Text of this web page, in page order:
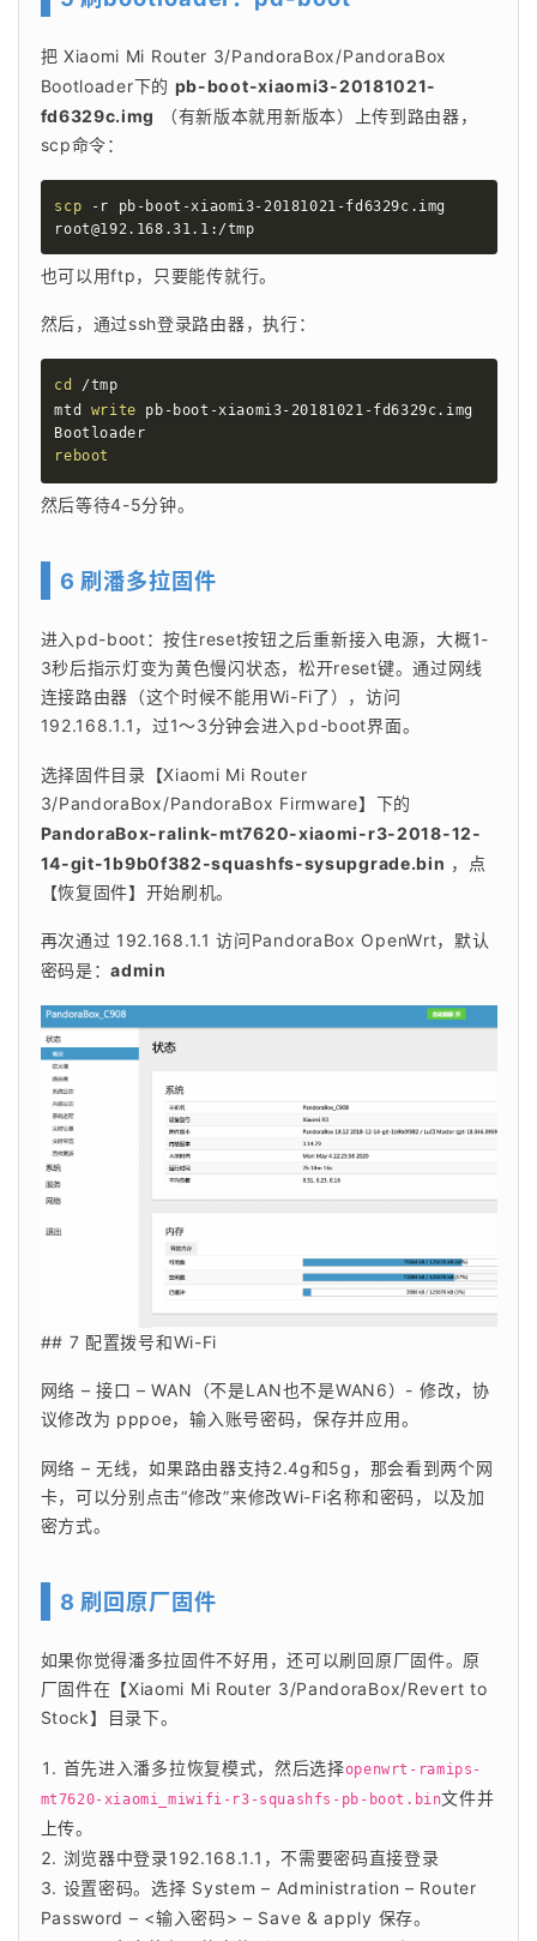
把 Xiaomi Mi Router 3/PandoraBox/PandoraBox
Bootloader下的 pb-boot-xiaomi3-20181021-
fd6329c.img
（有新版本就用新版本）上传到路由器，
scp命令：
scp -r pb-boot-xiaomi3-20181021-fd6329c.img
root@192.168.31.1:/tmp
也可以用ftp，只要能传就行。
然后，通过ssh登录路由器，执行：
cd
/tmp
mtd write pb-boot-xiaomi3-20181021-fd6329c.img
reboot
然后等待4-5分钟。
6 刷潘多拉固件
进入pd-boot：按住reset按钮之后重新接入电源，大概1-
3秒后指示灯变为黄色慢闪状态，松开reset键。通过网线
连接路由器（这个时候不能用Wi-Fi了），访问
192.168.1.1，过1～3分钟会进入pd-boot界面。
选择固件目录【Xiaomi Mi Router
PandoraBox-ralink-mt7620-xiaomi-r3-2018-12-
14-git-1b9b0f382-squashfs-sysupgrade.bin ，点
【恢复固件】开始刷机。
再次通过 192.168.1.1 访问PandoraBox OpenWrt，默认
密码是：admin
## 7 配置拨号和Wi-Fi
网络 – 接口 – WAN（不是LAN也不是WAN6）- 修改，协
议修改为 pppoe，输入账号密码，保存并应用。
网络 – 无线，如果路由器支持2.4g和5g，那会看到两个网
卡，可以分别点击“修改”来修改Wi-Fi名称和密码，以及加
密方式。
8 刷回原厂固件
如果你觉得潘多拉固件不好用，还可以刷回原厂固件。原
厂固件在【Xiaomi Mi Router 3/PandoraBox/Revert to
Stock】目录下。
首先进入潘多拉恢复模式，然后选择openwrt-ramips-
mt7620-xiaomi_miwifi-r3-squashfs-pb-boot.bin文件并
上传。
浏览器中登录192.168.1.1，不需要密码直接登录
设置密码。选择 System – Administration – Router
Password – <输入密码> – Save & apply 保存。